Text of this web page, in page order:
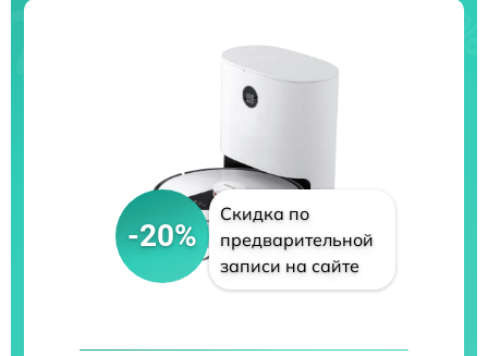
-20%
Скидка по
предварительной
записи на сайте